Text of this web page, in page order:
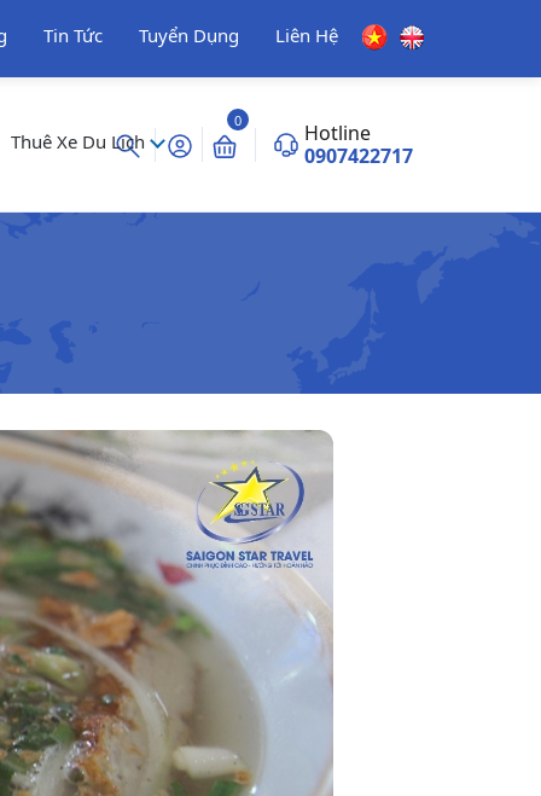
Tin Tức Tuyển Dụng Liên Hệ
Thuê Xe Du Lịch
0
Hotline
0907422717